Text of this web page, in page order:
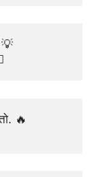
🔥